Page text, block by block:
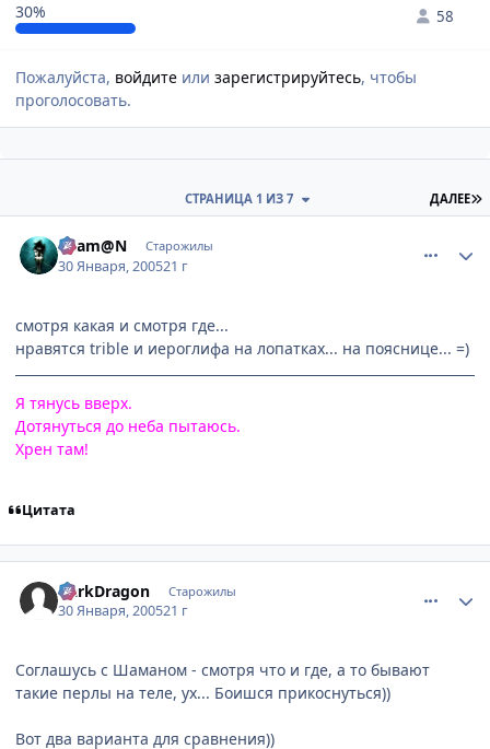
30%
58
Пожалуйста, войдите или зарегистрируйтесь, чтобы
проголосовать.
ДАЛЕЕ
СТРАНИЦА 1 ИЗ 7
Sham@N Старожилы
30 Января, 200521 г
смотря какая и смотря где...
нравятся trible и иероглифа на лопатках... на пояснице... =)
Я тянусь вверх.
Дотянуться до неба пытаюсь.
Хрен там!
Цитата
DarkDragon Старожилы
30 Января, 200521 г
Соглашусь с Шаманом - смотря что и где, а то бывают
такие перлы на теле, ух... Боишся прикоснуться))
Вот два варианта для сравнения))